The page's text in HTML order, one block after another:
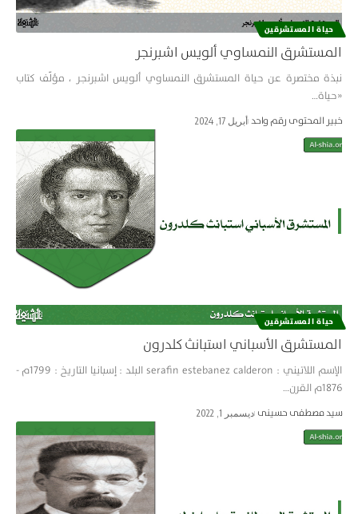
حياة المستشرقین
المستشرق النمساوي ألويس اشبرنجر
نبذة مختصرة عن حياة المستشرق النمساوي ألويس اشبرنجر ، مؤلّف كتاب
«حياة…
خبير المحتوى رقم واحد أبريل 17, 2024
حياة المستشرقین
المستشرق الأسباني استبانث كلدرون
الإسم اللاتيني : serafin estebanez calderon البلد : إسبانيا التاريخ : 1799م -
1876م القرن…
سید مصطفی حسینی ديسمبر 1, 2022